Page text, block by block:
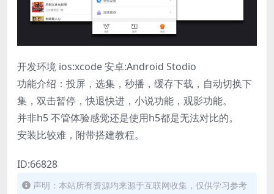
开发环境 ios:xcode 安卓:Android Stodio
功能介绍：投屏，选集，秒播，缓存下载，自动切换下
集，双击暂停，快退快进，小说功能，观影功能。
并非h5 不管体验感觉还是使用h5都是无法对比的。
安装比较难，附带搭建教程。
ID:66828
声明：本站所有资源均来源于互联网收集，仅供学习参考